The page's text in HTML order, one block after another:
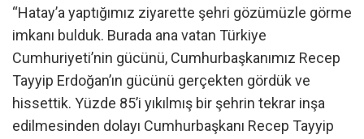
“Hatay’a yaptığımız ziyarette şehri gözümüzle görme
imkanı bulduk. Burada ana vatan Türkiye
Cumhuriyeti’nin gücünü, Cumhurbaşkanımız Recep
Tayyip Erdoğan’ın gücünü gerçekten gördük ve
hissettik. Yüzde 85’i yıkılmış bir şehrin tekrar inşa
edilmesinden dolayı Cumhurbaşkanı Recep Tayyip